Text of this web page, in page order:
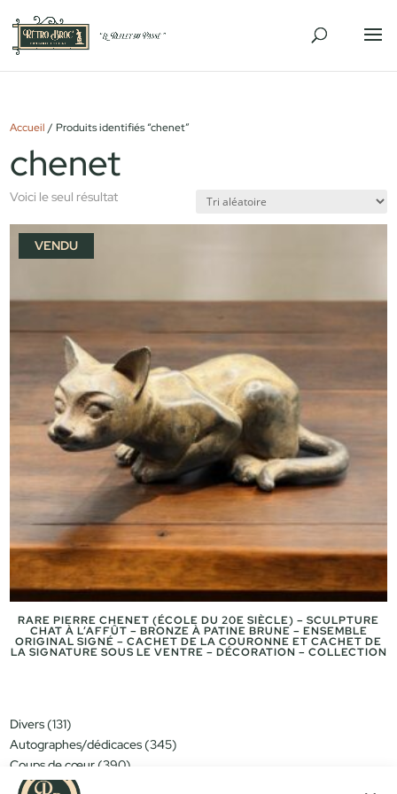
Accueil / Produits identifiés “chenet”
chenet
Voici le seul résultat
VENDU
RARE PIERRE CHENET (ÉCOLE DU 20E SIÈCLE) – SCULPTURE
CHAT À L’AFFÛT – BRONZE À PATINE BRUNE – ENSEMBLE
ORIGINAL SIGNÉ – CACHET DE LA COURONNE ET CACHET DE
LA SIGNATURE SOUS LE VENTRE – DÉCORATION – COLLECTION
Divers 131131
produits
Autographes/dédicaces 345345
Coups de cœur 390390
Miniatures/jouets